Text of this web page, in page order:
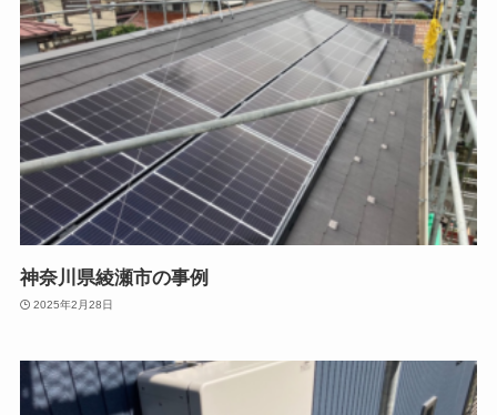
神奈川県綾瀬市の事例
2025年2月28日